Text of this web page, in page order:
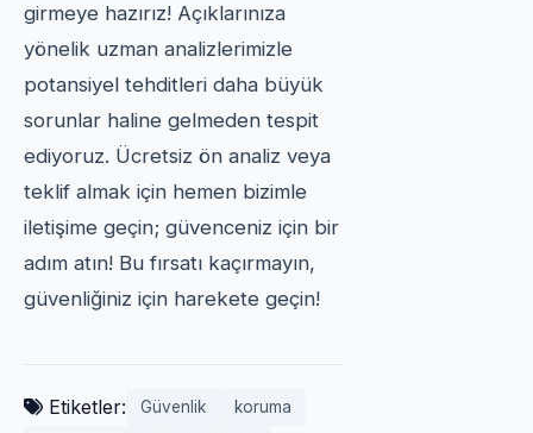
girmeye hazırız! Açıklarınıza
yönelik uzman analizlerimizle
potansiyel tehditleri daha büyük
sorunlar haline gelmeden tespit
ediyoruz. Ücretsiz ön analiz veya
teklif almak için hemen bizimle
iletişime geçin; güvenceniz için bir
adım atın! Bu fırsatı kaçırmayın,
güvenliğiniz için harekete geçin!
Etiketler: Güvenlik
koruma